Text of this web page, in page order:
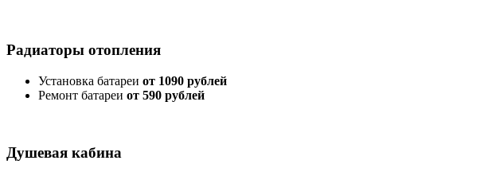
Радиаторы отопления
Установка батареи от 1090 рублей
Ремонт батареи от 590 рублей
Душевая кабина